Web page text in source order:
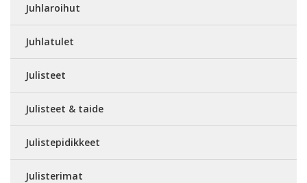
Juhlaroihut
Juhlatulet
Julisteet
Julisteet & taide
Julistepidikkeet
Julisterimat